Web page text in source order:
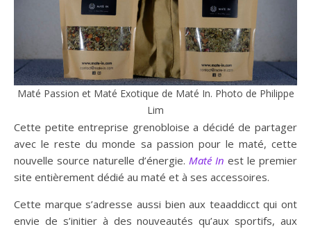
Maté Passion et Maté Exotique de Maté In. Photo de Philippe
Lim
Cette petite entreprise grenobloise a décidé de partager
avec le reste du monde sa passion pour le maté, cette
nouvelle source naturelle d’énergie. Maté In est le premier
site entièrement dédié au maté et à ses accessoires.
Cette marque s’adresse aussi bien aux teaaddicct qui ont
envie de s’initier à des nouveautés qu’aux sportifs, aux